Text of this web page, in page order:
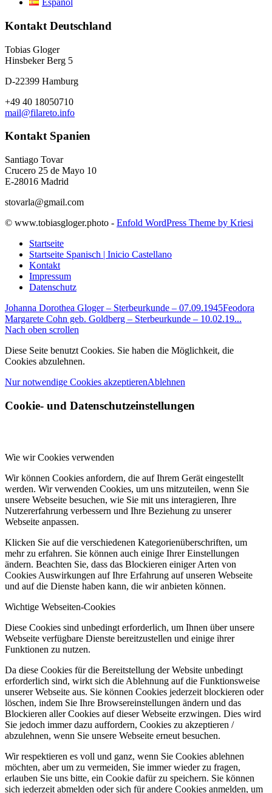
Español
Kontakt Deutschland
Tobias Gloger
Hinsbeker Berg 5
D-22399 Hamburg
+49 40 18050710
mail@filareto.info
Kontakt Spanien
Santiago Tovar
Crucero 25 de Mayo 10
E-28016 Madrid
stovarla@gmail.com
© www.tobiasgloger.photo - Enfold WordPress Theme by Kriesi
Startseite
Startseite Spanisch | Inicio Castellano
Kontakt
Impressum
Datenschutz
Johanna Dorothea Gloger – Sterbeurkunde – 07.09.1945Feodora
Margarete Cohn geb. Goldberg – Sterbeurkunde – 10.02.19...
Nach oben scrollen
Diese Seite benutzt Cookies. Sie haben die Möglichkeit, die
Cookies abzulehnen.
Nur notwendige Cookies akzeptierenAblehnen
Cookie- und Datenschutzeinstellungen
Wie wir Cookies verwenden
Wir können Cookies anfordern, die auf Ihrem Gerät eingestellt
werden. Wir verwenden Cookies, um uns mitzuteilen, wenn Sie
unsere Webseite besuchen, wie Sie mit uns interagieren, Ihre
Nutzererfahrung verbessern und Ihre Beziehung zu unserer
Webseite anpassen.
Klicken Sie auf die verschiedenen Kategorienüberschriften, um
mehr zu erfahren. Sie können auch einige Ihrer Einstellungen
ändern. Beachten Sie, dass das Blockieren einiger Arten von
Cookies Auswirkungen auf Ihre Erfahrung auf unseren Webseite
und auf die Dienste haben kann, die wir anbieten können.
Wichtige Webseiten-Cookies
Diese Cookies sind unbedingt erforderlich, um Ihnen über unsere
Webseite verfügbare Dienste bereitzustellen und einige ihrer
Funktionen zu nutzen.
Da diese Cookies für die Bereitstellung der Website unbedingt
erforderlich sind, wirkt sich die Ablehnung auf die Funktionsweise
unserer Webseite aus. Sie können Cookies jederzeit blockieren oder
löschen, indem Sie Ihre Browsereinstellungen ändern und das
Blockieren aller Cookies auf dieser Webseite erzwingen. Dies wird
Sie jedoch immer dazu auffordern, Cookies zu akzeptieren /
abzulehnen, wenn Sie unsere Webseite erneut besuchen.
Wir respektieren es voll und ganz, wenn Sie Cookies ablehnen
möchten, aber um zu vermeiden, Sie immer wieder zu fragen,
erlauben Sie uns bitte, ein Cookie dafür zu speichern. Sie können
sich jederzeit abmelden oder sich für andere Cookies anmelden, um